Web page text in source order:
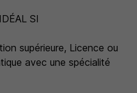
SI
supérieure, Licence ou
avec une spécialité